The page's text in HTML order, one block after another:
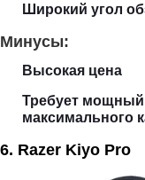
Широкий угол
Минусы:
Высокая цена
Требует
максимального
6. Razer Kiyo Pro